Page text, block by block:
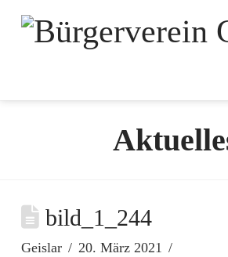
bild_1_244
Geislar 20. März 2021